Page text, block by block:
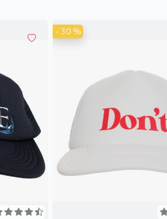
- 30 %